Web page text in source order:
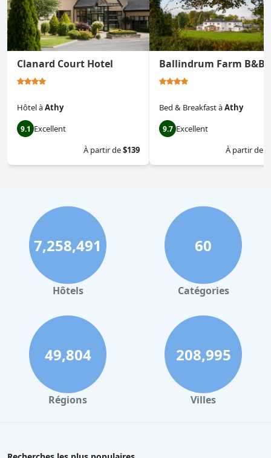
Clanard Court Hotel
HôtelàAthy
9.1 Excellent
À partir de$139
Ballindrum Farm B&B
Bed & BreakfastàAthy
9.7 Excellent
À partir de
7,258,491
Hôtels
60
Catégories
49,804
Régions
208,995
Villes